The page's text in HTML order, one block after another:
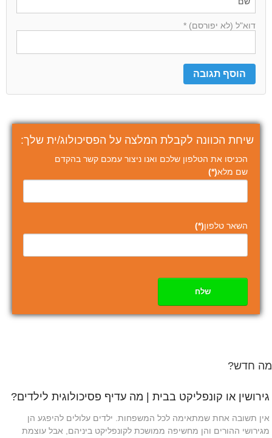
דוא"ל (לא יפורסם) *
שיחת הכוונה לקבלת המלצה על הפסיכולוג/ית שלך:
הכניסו את הטלפון שלכם ואנו ניצור עמכם קשר בהקדם
שם מלא(*)
השאר טלפון(*)
שלח
מה חדש?
גירושין או קונפליקט בבית | מה עדיף פסיכולוגית לילדים?
אין תשובה אחת שמתאימה לכל המשפחות. ילדים עלולים להיפגע הן
מגירושי ההורים והן מחשיפה ממושכת לקונפליקט ביניהם, אבל עוצמת